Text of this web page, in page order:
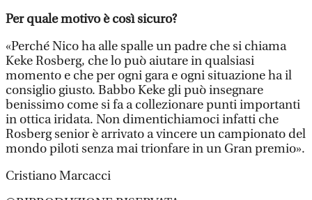
Per quale motivo è così sicuro?
«Perché Nico ha alle spalle un padre che si chiama
Keke Rosberg, che lo può aiutare in qualsiasi
momento e che per ogni gara e ogni situazione ha il
consiglio giusto. Babbo Keke gli può insegnare
benissimo come si fa a collezionare punti importanti
in ottica iridata. Non dimentichiamoci infatti che
Rosberg senior è arrivato a vincere un campionato del
mondo piloti senza mai trionfare in un Gran premio».
Cristiano Marcacci